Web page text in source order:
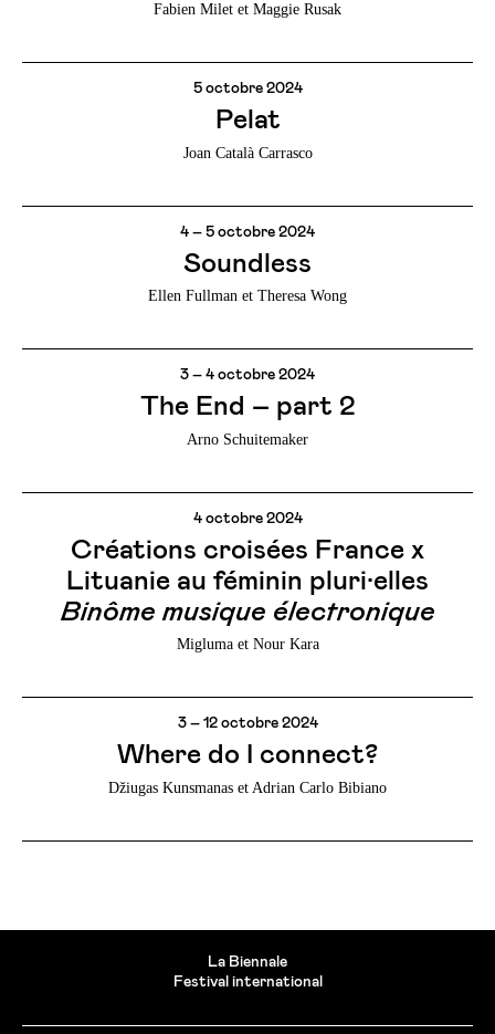
Fabien Milet et Maggie Rusak
5 octobre 2024
Pelat
Joan Català Carrasco
4 – 5 octobre 2024
Soundless
Ellen Fullman et Theresa Wong
3 – 4 octobre 2024
The End – part 2
Arno Schuitemaker
4 octobre 2024
Créations croisées France x
Lituanie au féminin pluri·elles
Binôme musique électronique
Migluma et Nour Kara
3 – 12 octobre 2024
Where do I connect?
Džiugas Kunsmanas et Adrian Carlo Bibiano
La Biennale
Festival international